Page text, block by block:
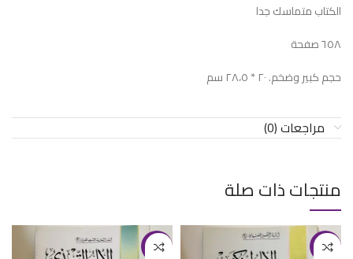
الكتاب متماسك جدا
٦٥٨ صفحة
حجم كبير وضخم. ٢٠ * ٢٨،٥ سم
مراجعات (0)
منتجات ذات صلة
-20%
-20%